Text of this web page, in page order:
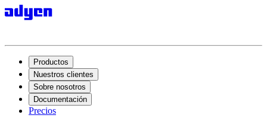
Productos
Nuestros clientes
Sobre nosotros
Documentación
Precios